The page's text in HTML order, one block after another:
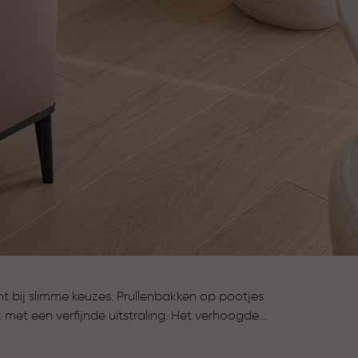
bij slimme keuzes. Prullenbakken op pootjes
een verfijnde uitstraling. Het verhoogde
oplossing die bijdraagt aan overzicht,